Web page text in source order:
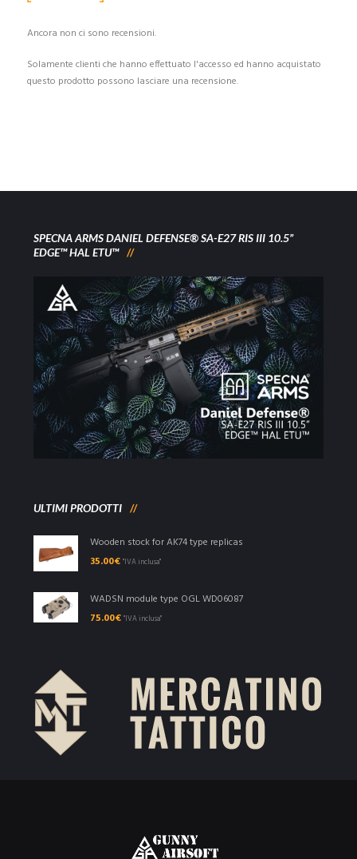
Ancora non ci sono recensioni.
Solamente clienti che hanno effettuato l'accesso ed hanno acquistato
questo prodotto possono lasciare una recensione.
SPECNA ARMS DANIEL DEFENSE® SA-E27 RIS III 10.5”
EDGE™ HAL ETU™
ULTIMI PRODOTTI
Wooden stock for AK74 type replicas
35.00€ "IVA inclusa"
WADSN module type OGL WD06087
75.00€ "IVA inclusa"